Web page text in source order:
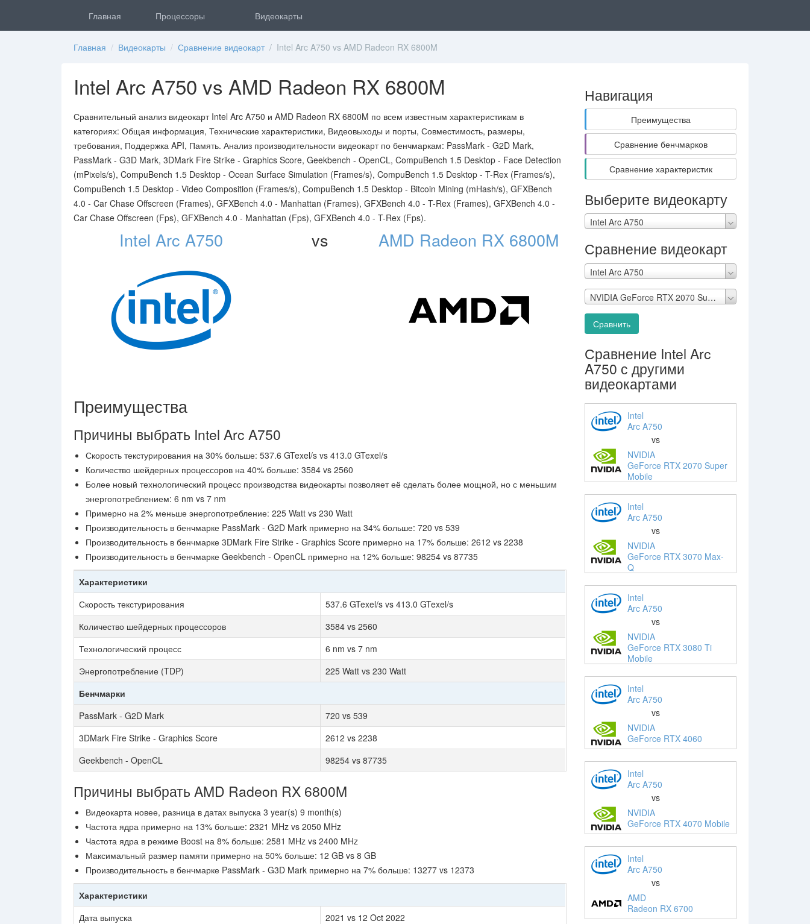
Главная Процессоры Видеокарты
Главная / Видеокарты / Сравнение видеокарт / Intel Arc A750 vs AMD Radeon RX 6800M
Intel Arc A750 vs AMD Radeon RX 6800M
Сравнительный анализ видеокарт Intel Arc A750 и AMD Radeon RX 6800M по всем известным характеристикам в
категориях: Общая информация, Технические характеристики, Видеовыходы и порты, Совместимость, размеры,
требования, Поддержка API, Память. Анализ производительности видеокарт по бенчмаркам: PassMark - G2D Mark,
PassMark - G3D Mark, 3DMark Fire Strike - Graphics Score, Geekbench - OpenCL, CompuBench 1.5 Desktop - Face Detection
(mPixels/s), CompuBench 1.5 Desktop - Ocean Surface Simulation (Frames/s), CompuBench 1.5 Desktop - T-Rex (Frames/s),
CompuBench 1.5 Desktop - Video Composition (Frames/s), CompuBench 1.5 Desktop - Bitcoin Mining (mHash/s), GFXBench
4.0 - Car Chase Offscreen (Frames), GFXBench 4.0 - Manhattan (Frames), GFXBench 4.0 - T-Rex (Frames), GFXBench 4.0 -
Car Chase Offscreen (Fps), GFXBench 4.0 - Manhattan (Fps), GFXBench 4.0 - T-Rex (Fps).
Intel Arc A750 vs AMD Radeon RX 6800M
Преимущества
Причины выбрать Intel Arc A750
Скорость текстурирования на 30% больше: 537.6 GTexel/s vs 413.0 GTexel/s
Количество шейдерных процессоров на 40% больше: 3584 vs 2560
Более новый технологический процесс производства видеокарты позволяет её сделать более мощной, но с меньшим
энергопотреблением: 6 nm vs 7 nm
Примерно на 2% меньше энергопотребление: 225 Watt vs 230 Watt
Производительность в бенчмарке PassMark - G2D Mark примерно на 34% больше: 720 vs 539
Производительность в бенчмарке 3DMark Fire Strike - Graphics Score примерно на 17% больше: 2612 vs 2238
Производительность в бенчмарке Geekbench - OpenCL примерно на 12% больше: 98254 vs 87735
Характеристики
Скорость текстурирования
537.6 GTexel/s vs 413.0 GTexel/s
Количество шейдерных процессоров
3584 vs 2560
Технологический процесс
6 nm vs 7 nm
Энергопотребление (TDP)
225 Watt vs 230 Watt
Бенчмарки
PassMark - G2D Mark
720 vs 539
3DMark Fire Strike - Graphics Score
2612 vs 2238
Geekbench - OpenCL
98254 vs 87735
Причины выбрать AMD Radeon RX 6800M
Видеокарта новее, разница в датах выпуска 3 year(s) 9 month(s)
Частота ядра примерно на 13% больше: 2321 MHz vs 2050 MHz
Частота ядра в режиме Boost на 8% больше: 2581 MHz vs 2400 MHz
Максимальный размер памяти примерно на 50% больше: 12 GB vs 8 GB
Производительность в бенчмарке PassMark - G3D Mark примерно на 7% больше: 13277 vs 12373
Характеристики
Дата выпуска
2021 vs 12 Oct 2022
Навигация
Преимущества
Сравнение бенчмарков
Сравнение характеристик
Выберите видеокарту
Intel Arc A750
Сравнение видеокарт
Intel Arc A750
NVIDIA GeForce RTX 2070 Super Mobile
Сравнить
Сравнение Intel Arc
A750 с другими
видеокартами
Intel
Arc A750
vs
NVIDIA
GeForce RTX 2070 Super
Mobile
Intel
Arc A750
vs
NVIDIA
GeForce RTX 3070 Max-
Q
Intel
Arc A750
vs
NVIDIA
GeForce RTX 3080 Ti
Mobile
Intel
Arc A750
vs
NVIDIA
GeForce RTX 4060
Intel
Arc A750
vs
NVIDIA
GeForce RTX 4070 Mobile
Intel
Arc A750
vs
AMD
Radeon RX 6700